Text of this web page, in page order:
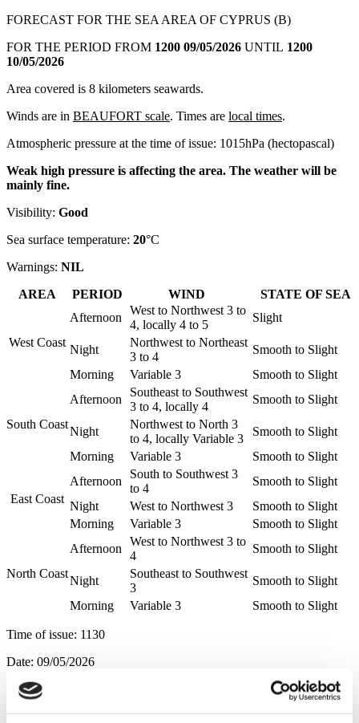
FORECAST FOR THE SEA AREA OF CYPRUS (B)
FOR THE PERIOD FROM 1200 09/05/2026 UNTIL 1200
10/05/2026
Area covered is 8 kilometers seawards.
Winds are in BEAUFORT scale. Times are local times.
Atmospheric pressure at the time of issue: 1015hPa (hectopascal)
Weak high pressure is affecting the area. The weather will be
mainly fine.
Visibility: Good
Sea surface temperature: 20°C
Warnings: NIL
AREA
PERIOD WIND STATE OF SEA
West Coast
Afternoon
West to Northwest 3 to
4, locally 4 to 5
Slight
Night
Northwest to Northeast
3 to 4
Smooth to Slight
Morning
Variable 3 Smooth to Slight
South Coast
Afternoon
Southeast to Southwest
3 to 4, locally 4
Smooth to Slight
Night
Northwest to North 3
to 4, locally Variable 3
Smooth to Slight
Morning
Variable 3 Smooth to Slight
East Coast
Afternoon
South to Southwest 3
to 4
Smooth to Slight
Night
West to Northwest 3
Smooth to Slight
Morning
Variable 3 Smooth to Slight
North Coast
Afternoon
West to Northwest 3 to
4
Smooth to Slight
Night
Southeast to Southwest
3
Smooth to Slight
Morning
Variable 3 Smooth to Slight
Time of issue: 1130
Date: 09/05/2026
CNA/EA/GV/2026
ENDS, CYPRUS NEWS AGENCY